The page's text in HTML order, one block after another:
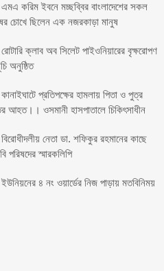
এমএ করিম ইবনে মচ্ছব্বির বাংলাদেশের সকল
চোখে ছিলেন এক নজরকাড়া মানুষ
রোটারি ক্লাব অব সিলেট পাইওনিয়ারের বৃক্ষরোপণ
অনুষ্ঠিত
কানাইঘাটে প্রতিপক্ষের হামলায় পিতা ও পুত্র
আহত।। ওসমানী হাসপাতালে চিকিৎসাধীন
বিরোধীদলীয় নেতা ডা. শফিকুর রহমানের কাছে
পরিষদের স্মারকলিপি
ইউনিয়নের ৪ নং ওয়ার্ডের নিজ পাড়ায় মতবিনিময়